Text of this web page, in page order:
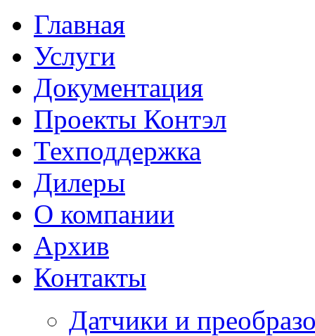
Главная
Услуги
Документация
Проекты Контэл
Техподдержка
Дилеры
О компании
Архив
Контакты
Датчики и